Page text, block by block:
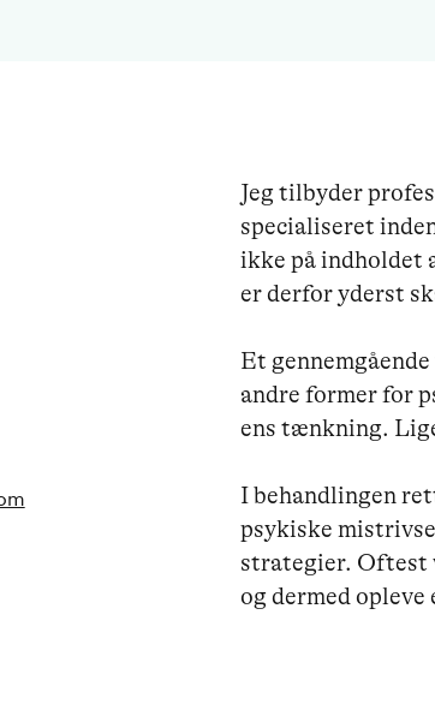
Jeg tilbyder
specialiseret
ikke på indholdet
er derfor yderst
Et
andre former for
ens tænkning.
I behandlingen
psykiske
strategier. Oftest